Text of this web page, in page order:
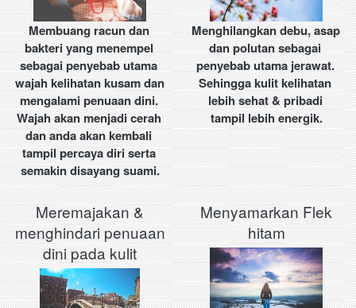
Membuang racun dan
bakteri yang menempel
sebagai penyebab utama
wajah kelihatan kusam dan
mengalami penuaan dini.
Wajah akan menjadi cerah
dan anda akan kembali
tampil percaya diri serta
semakin disayang suami.
Menghilangkan debu, asap
dan polutan sebagai
penyebab utama jerawat.
Sehingga kulit kelihatan
lebih sehat & pribadi
tampil lebih energik.
Meremajakan &
menghindari penuaan
dini pada kulit
Menyamarkan Flek
hitam